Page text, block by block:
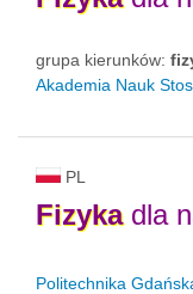
grupa kierunków:
Akademia Nauk
PL
Fizykadla
Politechnika